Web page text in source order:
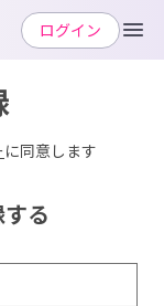
に同意します
る
ログイン